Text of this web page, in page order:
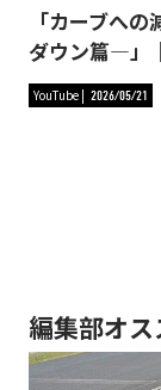
「カーブへ
ダウン篇―」
YouTube 2026/05/21
編集部オ